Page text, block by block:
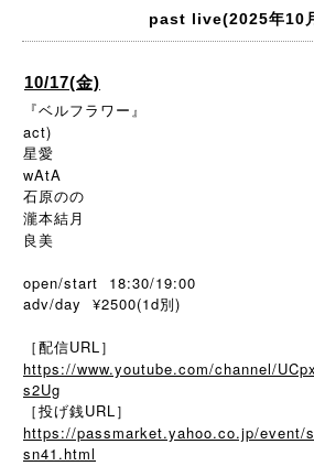
past live(2025年10
10/17(金)
『ベルフラワー』
act)
星愛
wAtA
石原のの
瀧本結月
良美
open/start 18:30/19:00
adv/day ¥2500(1d別)
［配信URL］
https://www.youtube.com/channel/
s2Ug
［投げ銭URL］
https://passmarket.yahoo.co.jp/event/
sn41.html